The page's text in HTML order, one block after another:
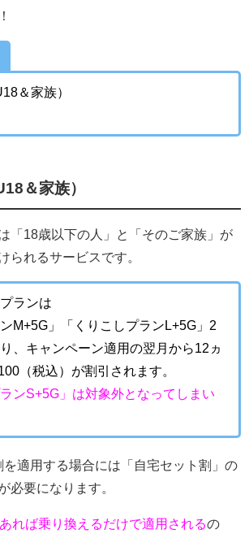
＆家族）
＆家族）
「18歳以下の人」と「そのご家族」が
られるサービスです。
ランは
M+5G」「くりこしプランL+5G」2
、キャンペーン適用の翌月から12ヵ
（税込）が割引されます。
ンS+5G」は対象外となってしまい
を適用する場合には「自宅セット割」の
必要になります。
れば乗り換えるだけで適用されるの